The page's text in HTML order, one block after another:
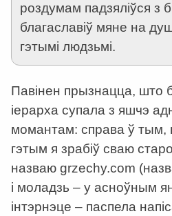
роздумам падзяліўся з
благаславіў мяне на
гэтымі людзьмі.
Павінен прызнацца, што
іерарха супала з яшчэ
момантам: справа ў тым,
гэтым я зрабіў сваю
назваю grzechy.com
і моладзь – у асноўным
інтэрнэце – паспела